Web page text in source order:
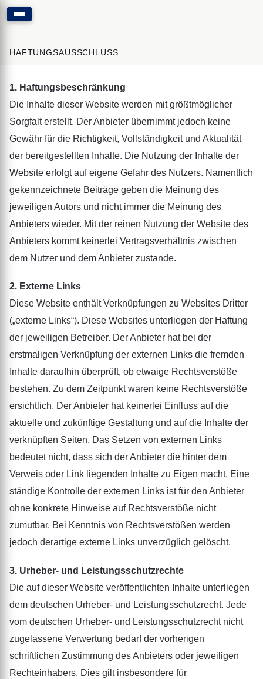
HAFTUNGSAUSSCHLUSS
1. Haftungsbeschränkung
Die Inhalte dieser Website werden mit größtmöglicher
Sorgfalt erstellt. Der Anbieter übernimmt jedoch keine
Gewähr für die Richtigkeit, Vollständigkeit und Aktualität
der bereitgestellten Inhalte. Die Nutzung der Inhalte der
Website erfolgt auf eigene Gefahr des Nutzers. Namentlich
gekennzeichnete Beiträge geben die Meinung des
jeweiligen Autors und nicht immer die Meinung des
Anbieters wieder. Mit der reinen Nutzung der Website des
Anbieters kommt keinerlei Vertragsverhältnis zwischen
dem Nutzer und dem Anbieter zustande.
2. Externe Links
Diese Website enthält Verknüpfungen zu Websites Dritter
(„externe Links“). Diese Websites unterliegen der Haftung
der jeweiligen Betreiber. Der Anbieter hat bei der
erstmaligen Verknüpfung der externen Links die fremden
Inhalte daraufhin überprüft, ob etwaige Rechtsverstöße
bestehen. Zu dem Zeitpunkt waren keine Rechtsverstöße
ersichtlich. Der Anbieter hat keinerlei Einfluss auf die
aktuelle und zukünftige Gestaltung und auf die Inhalte der
verknüpften Seiten. Das Setzen von externen Links
bedeutet nicht, dass sich der Anbieter die hinter dem
Verweis oder Link liegenden Inhalte zu Eigen macht. Eine
ständige Kontrolle der externen Links ist für den Anbieter
ohne konkrete Hinweise auf Rechtsverstöße nicht
zumutbar. Bei Kenntnis von Rechtsverstößen werden
jedoch derartige externe Links unverzüglich gelöscht.
3. Urheber- und Leistungsschutzrechte
Die auf dieser Website veröffentlichten Inhalte unterliegen
dem deutschen Urheber- und Leistungsschutzrecht. Jede
vom deutschen Urheber- und Leistungsschutzrecht nicht
zugelassene Verwertung bedarf der vorherigen
schriftlichen Zustimmung des Anbieters oder jeweiligen
Rechteinhabers. Dies gilt insbesondere für